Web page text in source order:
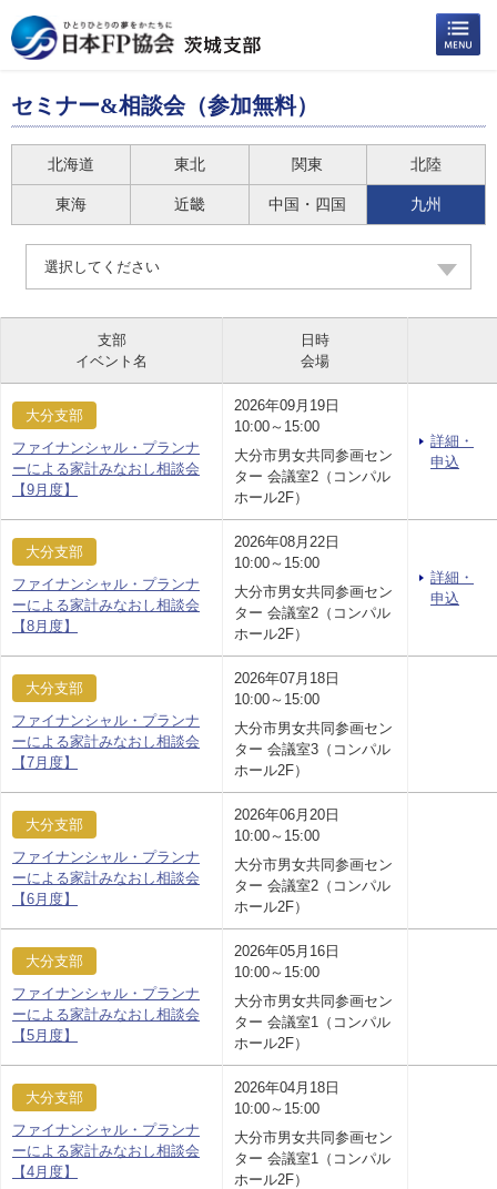
セミナー&相談会（参加無料）
北海道 東北 関東 北陸
東海 近畿 中国・四国 九州
選択してください
支部
イベント名
日時
会場
大分支部
ファイナンシャル・プランナ
ーによる家計みなおし相談会
【9月度】
2026年09月19日
10:00～15:00
大分市男女共同参画セン
ター 会議室2（コンパル
ホール2F）
詳細・
申込
大分支部
ファイナンシャル・プランナ
ーによる家計みなおし相談会
【8月度】
2026年08月22日
10:00～15:00
大分市男女共同参画セン
ター 会議室2（コンパル
ホール2F）
詳細・
申込
大分支部
ファイナンシャル・プランナ
ーによる家計みなおし相談会
【7月度】
2026年07月18日
10:00～15:00
大分市男女共同参画セン
ター 会議室3（コンパル
ホール2F）
大分支部
ファイナンシャル・プランナ
ーによる家計みなおし相談会
【6月度】
2026年06月20日
10:00～15:00
大分市男女共同参画セン
ター 会議室2（コンパル
ホール2F）
大分支部
ファイナンシャル・プランナ
ーによる家計みなおし相談会
【5月度】
2026年05月16日
10:00～15:00
大分市男女共同参画セン
ター 会議室1（コンパル
ホール2F）
大分支部
ファイナンシャル・プランナ
ーによる家計みなおし相談会
【4月度】
2026年04月18日
10:00～15:00
大分市男女共同参画セン
ター 会議室1（コンパル
ホール2F）